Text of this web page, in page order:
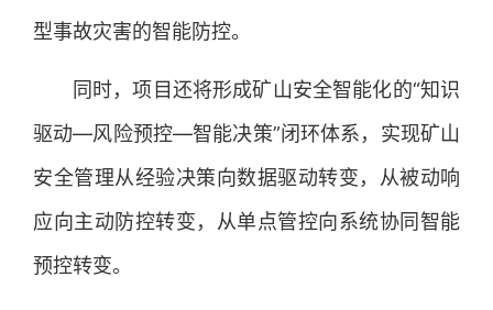
型事故灾害的智能防控。
同时，项目还将形成矿山安全智能化的“知识
驱动—风险预控—智能决策”闭环体系，实现矿山
安全管理从经验决策向数据驱动转变，从被动响
应向主动防控转变，从单点管控向系统协同智能
预控转变。